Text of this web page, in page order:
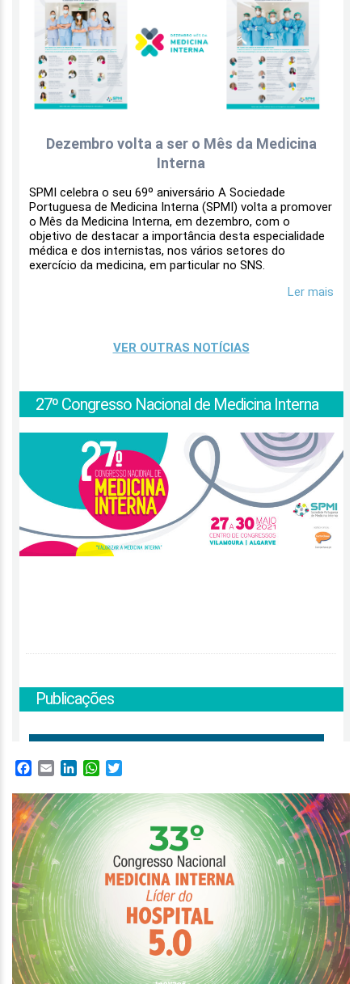
Facebook
Email LinkedInWhatsApp